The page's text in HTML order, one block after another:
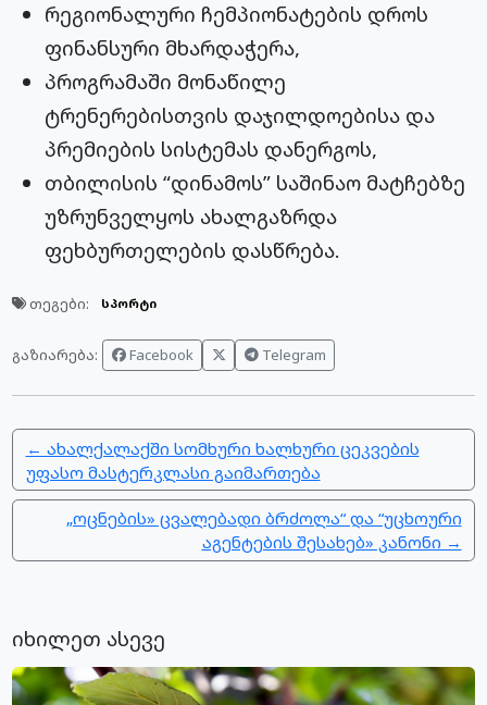
რეგიონალური ჩემპიონატების დროს
ფინანსური მხარდაჭერა,
პროგრამაში მონაწილე
ტრენერებისთვის დაჯილდოებისა და
პრემიების სისტემას დანერგოს,
თბილისის “დინამოს” საშინაო მატჩებზე
უზრუნველყოს ახალგაზრდა
ფეხბურთელების დასწრება.
თეგები: სპორტი
გაზიარება: Facebook Telegram
← ახალქალაქში სომხური ხალხური ცეკვების
უფასო მასტერკლასი გაიმართება
„ოცნების» ცვალებადი ბრძოლა“ და “უცხოური
აგენტების შესახებ» კანონი →
იხილეთ ასევე